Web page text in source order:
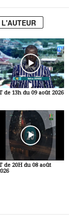
de 13h du 09 août 2026
de 20H du 08 août